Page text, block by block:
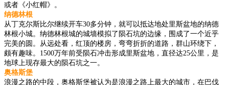
或者《小红帽》。
纳德林根
从丁克尔斯比尔继续开车30多分钟，就可以抵达地处里斯盆地的纳德
林根小城。纳德林根城的城墙模拟了陨石坑的边缘，围成了一个近乎
完美的圆。从远处看，红顶的楼房，弯弯折折的道路，群山环绕下，
颇有趣味。1500万年前受陨石冲击形成里斯盆地，直径达25公里，是
地球上现存最大的陨石坑之一。
奥格斯堡
浪漫之路的中段，奥格斯堡被认为是浪漫之路上最大的城市，在巴伐